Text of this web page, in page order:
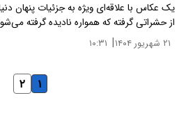
یک عکاس با علاقه‌ای ویژه به جزئیات پنهان
از حشراتی گرفته که همواره نادیده گرفته
۲۱ شهریور ۱۴۰۴ | ۱۰:۳۱
۱ ۲